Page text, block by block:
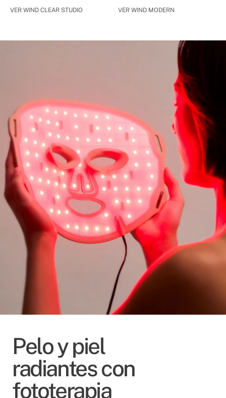
VER WIND CLEAR STUDIO VER WIND MODERN
Pelo y piel
radiantes con
fototerapia